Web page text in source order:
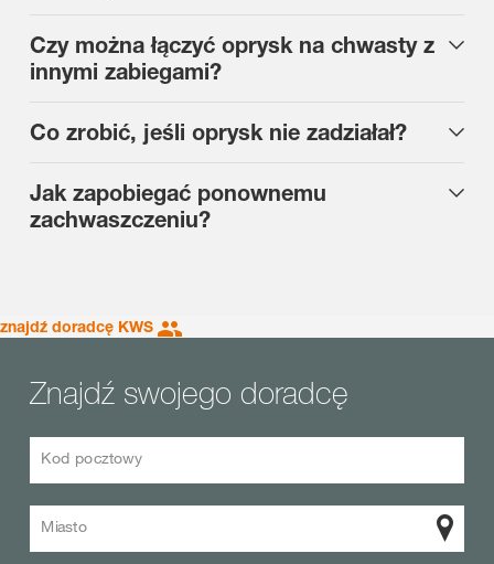
Czy można łączyć oprysk na chwasty z
innymi zabiegami?
Co zrobić, jeśli oprysk nie zadziałał?
Jak zapobiegać ponownemu
zachwaszczeniu?
znajdź doradcę KWS
Znajdź swojego doradcę
Kod pocztowy
Miasto